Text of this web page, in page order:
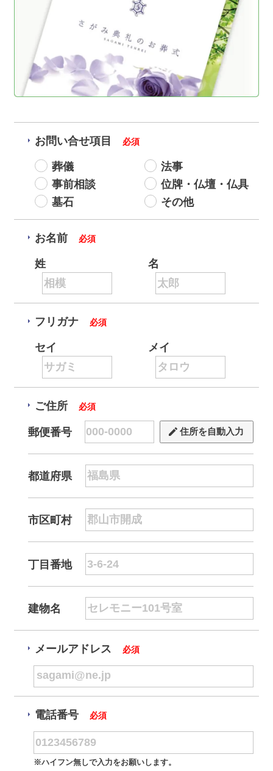
お問い合せ項目 必須
葬儀
法事
事前相談
位牌・仏壇・仏具
墓石
その他
お名前 必須
姓 名
フリガナ 必須
セイ メイ
ご住所 必須
郵便番号 住所を自動入力
都道府県
市区町村
丁目番地
建物名
メールアドレス 必須
電話番号 必須
※ハイフン無しで入力をお願いします。